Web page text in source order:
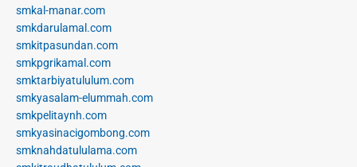
smkal-manar.com
smkdarulamal.com
smkitpasundan.com
smkpgrikamal.com
smktarbiyatululum.com
smkyasalam-elummah.com
smkpelitaynh.com
smkyasinacigombong.com
smknahdatululama.com